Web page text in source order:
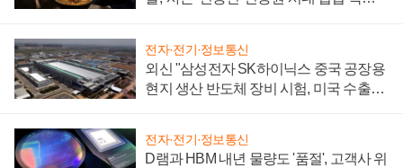
전자·전기·정보통신
외신 "삼성전자 SK하이닉스 중국 공장용
현지 생산 반도체 장비 시험, 미국 수출통
전자·전기·정보통신
D램과 HBM 내년 물량도 '품절', 고객사 위